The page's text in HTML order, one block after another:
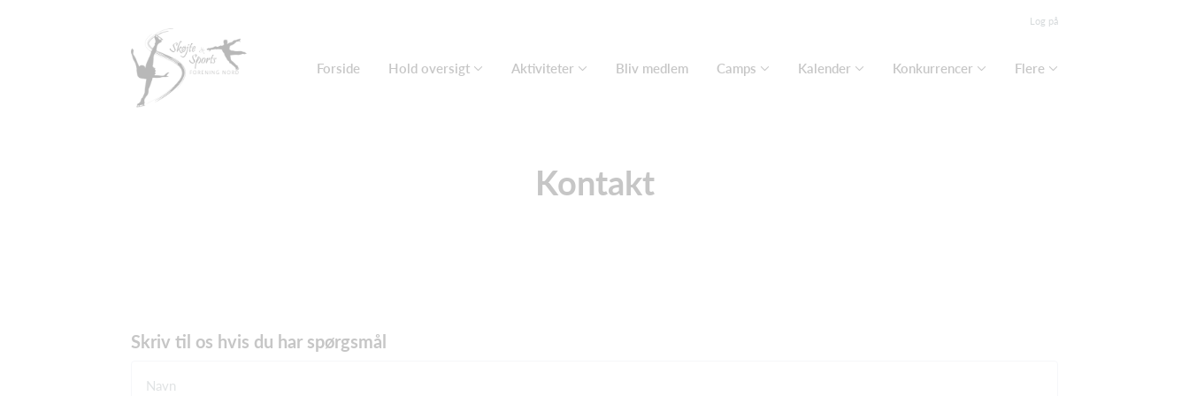
Log på
Forside Hold oversigt Aktiviteter Bliv medlem Camps Kalender Konkurrencer Flere
Kontakt
Skriv til os hvis du har spørgsmål
Navn